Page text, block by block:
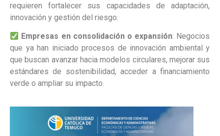
requieren fortalecer sus capacidades de adaptación,
innovación y gestión del riesgo.
Empresas en consolidación o expansión: Negocios
que ya han iniciado procesos de innovación ambiental y
que buscan avanzar hacia modelos circulares, mejorar sus
estándares de sostenibilidad, acceder a financiamiento
verde o ampliar su impacto.